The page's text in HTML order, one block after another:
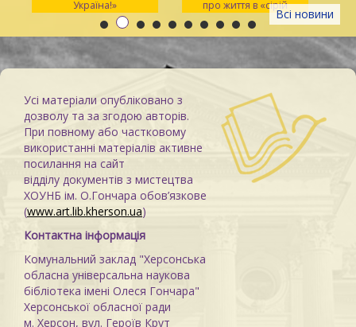
Всі новини
Україна!»
про життя в «сірій
зоні»
Усі матеріали опубліковано з
дозволу та за згодою авторів.
При повному або частковому
використанні матеріалів активне
посилання на сайт
відділу документів з мистецтва
ХОУНБ ім. О.Гончара обов’язкове
(www.art.lib.kherson.ua)
Контактна інформація
Комунальний заклад "Херсонська
обласна універсальна наукова
бібліотека імені Олеся Гончара"
Херсонської обласної ради
м. Херсон, вул. Героїв Крут